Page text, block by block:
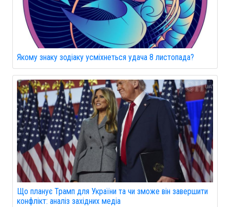
Якому знаку зодіаку усміхнеться удача 8 листопада?
Що планує Трамп для України та чи зможе він завершити
конфлікт: аналіз західних медіа